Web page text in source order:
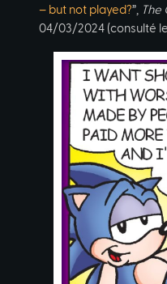
– but not played?”, The
04/03/2024 (consulté